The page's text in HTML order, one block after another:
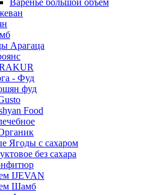
Варенье большой объем
Арагаца
- Фуд
фуд
Food
Ягоды с сахаром
без сахара
IJEVAN
Шамб